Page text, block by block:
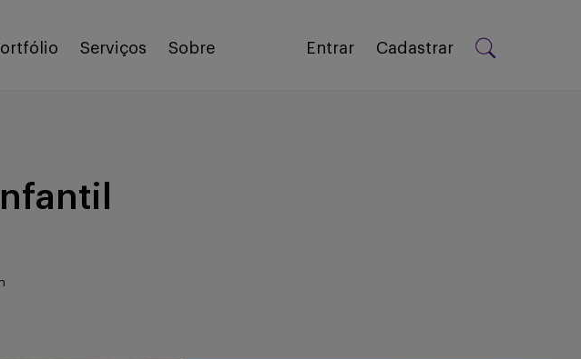
Serviços Sobre Entrar Cadastrar